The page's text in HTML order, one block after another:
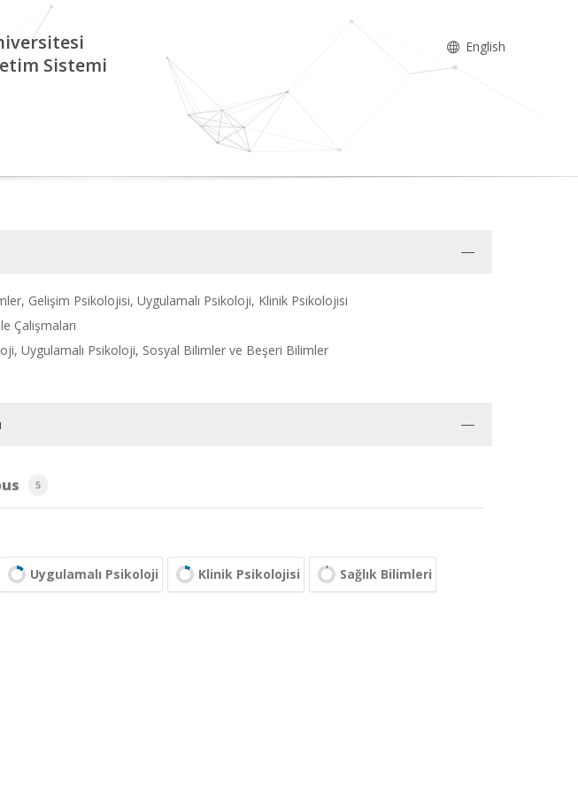
Sistemi
English
Gelişim Psikolojisi, Uygulamalı Psikoloji, Klinik Psikolojisi
Çalışmaları
Uygulamalı Psikoloji, Sosyal Bilimler ve Beşeri Bilimler
5
Uygulamalı Psikoloji Klinik Psikolojisi Sağlık Bilimleri